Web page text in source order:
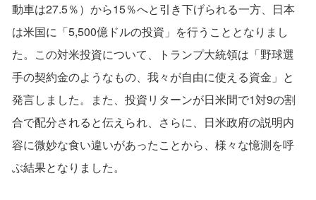
動車は27.5％）から15％へと引き下げられる一方、日本
は米国に「5,500億ドルの投資」を行うこととなりまし
た。この対米投資について、トランプ大統領は「野球選
手の契約金のようなもの、我々が自由に使える資金」と
発言しました。また、投資リターンが日米間で1対9の割
合で配分されると伝えられ、さらに、日米政府の説明内
容に微妙な食い違いがあったことから、様々な憶測を呼
ぶ結果となりました。